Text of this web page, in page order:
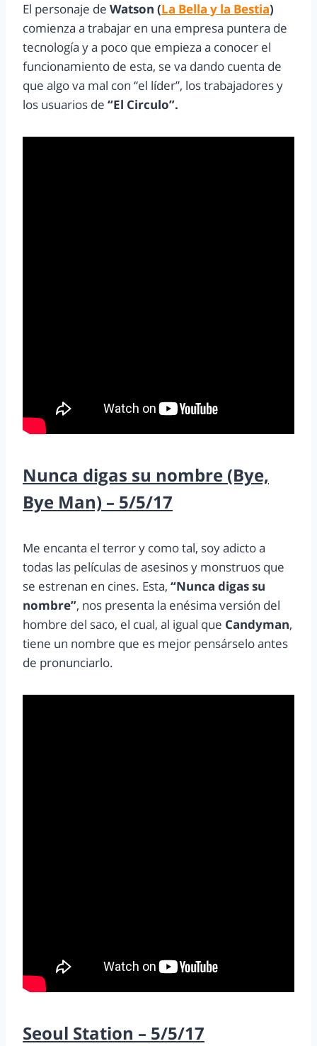
El personaje de Watson (La Bella y la Bestia)
comienza a trabajar en una empresa puntera de
tecnología y a poco que empieza a conocer el
funcionamiento de esta, se va dando cuenta de
que algo va mal con “el líder”, los trabajadores y
los usuarios de “El Circulo”.
Nunca digas su nombre (Bye,
Bye Man) – 5/5/17
Me encanta el terror y como tal, soy adicto a
todas las películas de asesinos y monstruos que
se estrenan en cines. Esta, “Nunca digas su
nombre”, nos presenta la enésima versión del
hombre del saco, el cual, al igual que Candyman,
tiene un nombre que es mejor pensárselo antes
de pronunciarlo.
Seoul Station – 5/5/17